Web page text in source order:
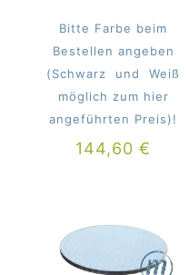
Bitte Farbe beim
Bestellen angeben
(Schwarz und Weiß
möglich zum hier
angeführten Preis)!
144,60€